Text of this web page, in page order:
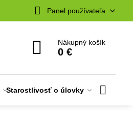
Panel používateľa
Nákupný košík
0 €
Starostlivosť o úlovky